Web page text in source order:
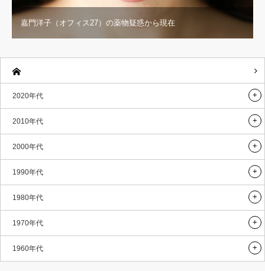
嘉門洋子（オフィス27）の薬物疑惑から現在
2020年代
2010年代
2000年代
1990年代
1980年代
1970年代
1960年代